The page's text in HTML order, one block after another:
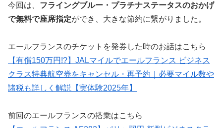
今回は、 フライングブルー・プラチナステータスのおかげ
で無料で座席指定ができ、大きな節約に繋がりました。
エールフランスのチケットを発券した時のお話はこちら
【有償150万円!?】JALマイルでエールフランス ビジネス
クラス特典航空券をキャンセル・再予約｜必要マイル数や
諸税も詳しく解説【実体験2025年】
前回のエールフランスの搭乗はこちら